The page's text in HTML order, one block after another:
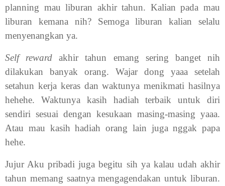
planning mau liburan akhir tahun. Kalian pada mau
liburan kemana nih? Semoga liburan kalian selalu
menyenangkan ya.
Self reward akhir tahun emang sering banget nih
dilakukan banyak orang. Wajar dong yaaa setelah
setahun kerja keras dan waktunya menikmati hasilnya
hehehe. Waktunya kasih hadiah terbaik untuk diri
sendiri sesuai dengan kesukaan masing-masing yaaa.
Atau mau kasih hadiah orang lain juga nggak papa
hehe.
Jujur Aku pribadi juga begitu sih ya kalau udah akhir
tahun memang saatnya mengagendakan untuk liburan.